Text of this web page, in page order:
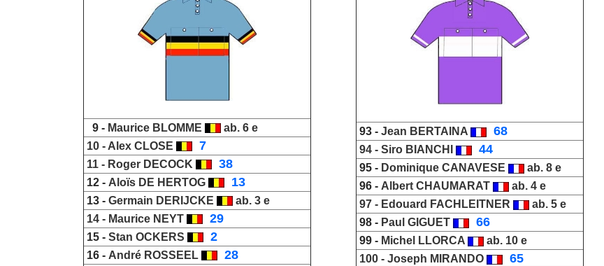
9 - Maurice BLOMME
ab. 6 e
10 - Alex CLOSE 7
11 - Roger DECOCK 38
12 - Aloïs DE HERTOG 13
13 - Germain DERIJCKE
ab. 3 e
14 - Maurice NEYT 29
15 - Stan OCKERS 2
16 - André ROSSEEL 28
93 - Jean BERTAINA 68
94 - Siro BIANCHI 44
95 - Dominique CANAVESE
ab. 8 e
96 - Albert CHAUMARAT
ab. 4 e
97 - Edouard FACHLEITNER
ab. 5 e
98 - Paul GIGUET 66
99 - Michel LLORCA
ab. 10 e
100 - Joseph MIRANDO 65